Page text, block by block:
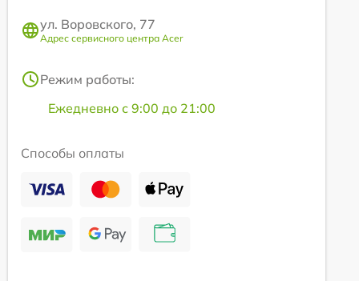
ул. Воровского, 77
Адрес сервисного центра Acer
Режим работы:
Ежедневно с 9:00 до 21:00
Способы оплаты